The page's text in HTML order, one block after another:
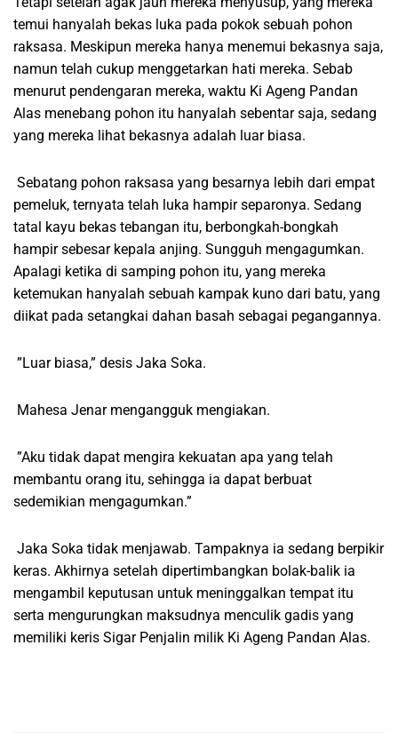
temui hanyalah bekas luka pada pokok sebuah pohon
raksasa. Meskipun mereka hanya menemui bekasnya saja,
namun telah cukup menggetarkan hati mereka. Sebab
menurut pendengaran mereka, waktu Ki Ageng Pandan
Alas menebang pohon itu hanyalah sebentar saja, sedang
yang mereka lihat bekasnya adalah luar biasa.
Sebatang pohon raksasa yang besarnya lebih dari empat
pemeluk, ternyata telah luka hampir separonya. Sedang
tatal kayu bekas tebangan itu, berbongkah-bongkah
hampir sebesar kepala anjing. Sungguh mengagumkan.
Apalagi ketika di samping pohon itu, yang mereka
ketemukan hanyalah sebuah kampak kuno dari batu, yang
diikat pada setangkai dahan basah sebagai pegangannya.
”Luar biasa,” desis Jaka Soka.
Mahesa Jenar mengangguk mengiakan.
”Aku tidak dapat mengira kekuatan apa yang telah
membantu orang itu, sehingga ia dapat berbuat
sedemikian mengagumkan.”
Jaka Soka tidak menjawab. Tampaknya ia sedang berpikir
keras. Akhirnya setelah dipertimbangkan bolak-balik ia
mengambil keputusan untuk meninggalkan tempat itu
serta mengurungkan maksudnya menculik gadis yang
memiliki keris Sigar Penjalin milik Ki Ageng Pandan Alas.